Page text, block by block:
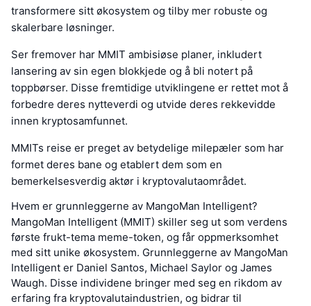
transformere sitt økosystem og tilby mer robuste og
skalerbare løsninger.
Ser fremover har MMIT ambisiøse planer, inkludert
lansering av sin egen blokkjede og å bli notert på
toppbørser. Disse fremtidige utviklingene er rettet mot å
forbedre deres nytteverdi og utvide deres rekkevidde
innen kryptosamfunnet.
MMITs reise er preget av betydelige milepæler som har
formet deres bane og etablert dem som en
bemerkelsesverdig aktør i kryptovalutaområdet.
Hvem er grunnleggerne av MangoMan Intelligent?
MangoMan Intelligent (MMIT) skiller seg ut som verdens
første frukt-tema meme-token, og får oppmerksomhet
med sitt unike økosystem. Grunnleggerne av MangoMan
Intelligent er Daniel Santos, Michael Saylor og James
Waugh. Disse individene bringer med seg en rikdom av
erfaring fra kryptovalutaindustrien, og bidrar til